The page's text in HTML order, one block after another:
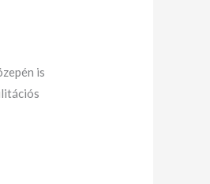
is